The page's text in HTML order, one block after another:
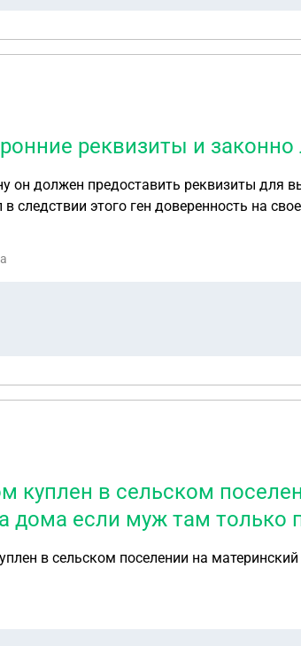
реквизиты и законно
этого ген доверенность на
министерства обороны, конкретной
куплен в сельском
дома если муж там только
в сельском поселении на